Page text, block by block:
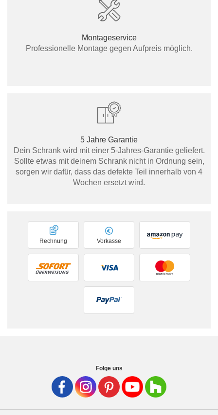
Montageservice
Professionelle Montage gegen Aufpreis möglich.
5 Jahre Garantie
Dein Schrank wird mit einer 5-Jahres-Garantie geliefert.
Sollte etwas mit deinem Schrank nicht in Ordnung sein,
sorgen wir dafür, dass das defekte Teil innerhalb von 4
Wochen ersetzt wird.
Vorkasse
Rechnung
Folge uns